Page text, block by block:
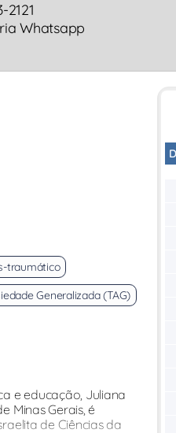
2121
Whatsapp
traumático
Generalizada (TAG)
e educação, Juliana
Minas Gerais, é
de Ciências da